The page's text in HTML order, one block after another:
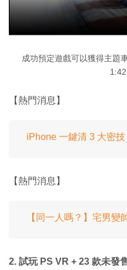
成功預定遊戲可以獲得主題
1:42
【熱門消息】
iPhone 一鍵清 3 大密技
【熱門消息】
【同一人嗎？】宅男變
2. 試玩 PS VR + 23 款未發